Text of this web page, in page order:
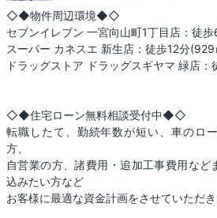
◇◆物件周辺環境◆◇
セブンイレブン 一宮向山町1丁目店：徒
スーパー カネスエ 新生店：徒歩12分(929
ドラッグストア ドラッグスギヤマ 緑店
◇◆住宅ローン無料相談受付中◆◇
転職したて、勤続年数が短い、車のロ
方、
自営業の方、諸費用・追加工事費用など
込みたい方など
お客様に最適な資金計画をさせていただき